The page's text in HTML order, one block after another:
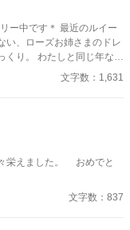
最近のルイー
くり。 わたしと同じ年なの
文字数：1,631
栄えました。 おめでと
文字数：837